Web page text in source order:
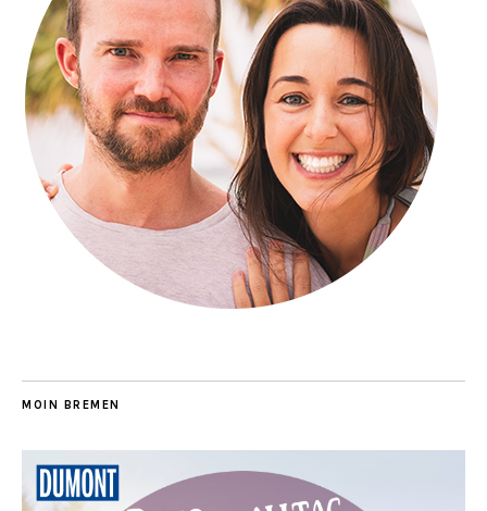
MOIN BREMEN